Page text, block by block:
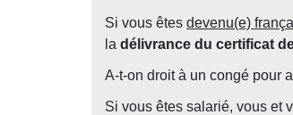
Si vous êtes devenu(e)
la délivrance du certificat
A-t-on droit à un congé pour
Si vous êtes salarié, vous et